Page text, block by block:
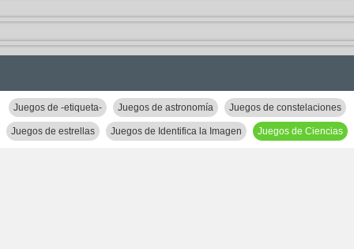
Juegos de -etiqueta- Juegos de astronomía Juegos de constelaciones
Juegos de estrellas Juegos de Identifica la Imagen Juegos de Ciencias